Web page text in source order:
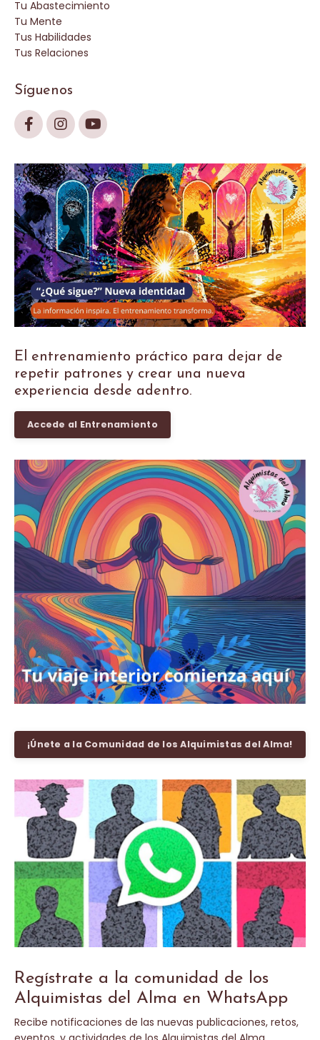
Tu Abastecimiento
Tu Mente
Tus Habilidades
Tus Relaciones
Síguenos
El entrenamiento práctico para dejar de
repetir patrones y crear una nueva
experiencia desde adentro.
Accede al Entrenamiento
¡Únete a la Comunidad de los Alquimistas del Alma!
Regístrate a la comunidad de los
Alquimistas del Alma en WhatsApp
Recibe notificaciones de las nuevas publicaciones, retos,